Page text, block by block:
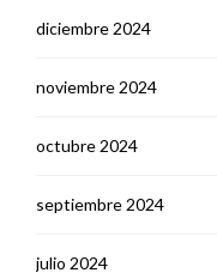
diciembre 2024
noviembre 2024
octubre 2024
septiembre 2024
julio 2024